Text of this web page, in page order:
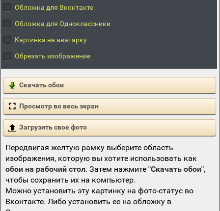
Обложка для Вконтакте
Обложка для Одноклассники
Картинка на аватарку
Обрезать изображение
Скачать обои
Просмотр во весь экран
Загрузить свое фото
Передвигая желтую рамку выберите область
изображения, которую вы хотите использовать как
обои на рабочий стол. Затем нажмите "Скачать обои",
чтобы сохранить их на компьютер.
Можно установить эту картинку на фото-статус во
Вконтакте. Либо установить ее на обложку в